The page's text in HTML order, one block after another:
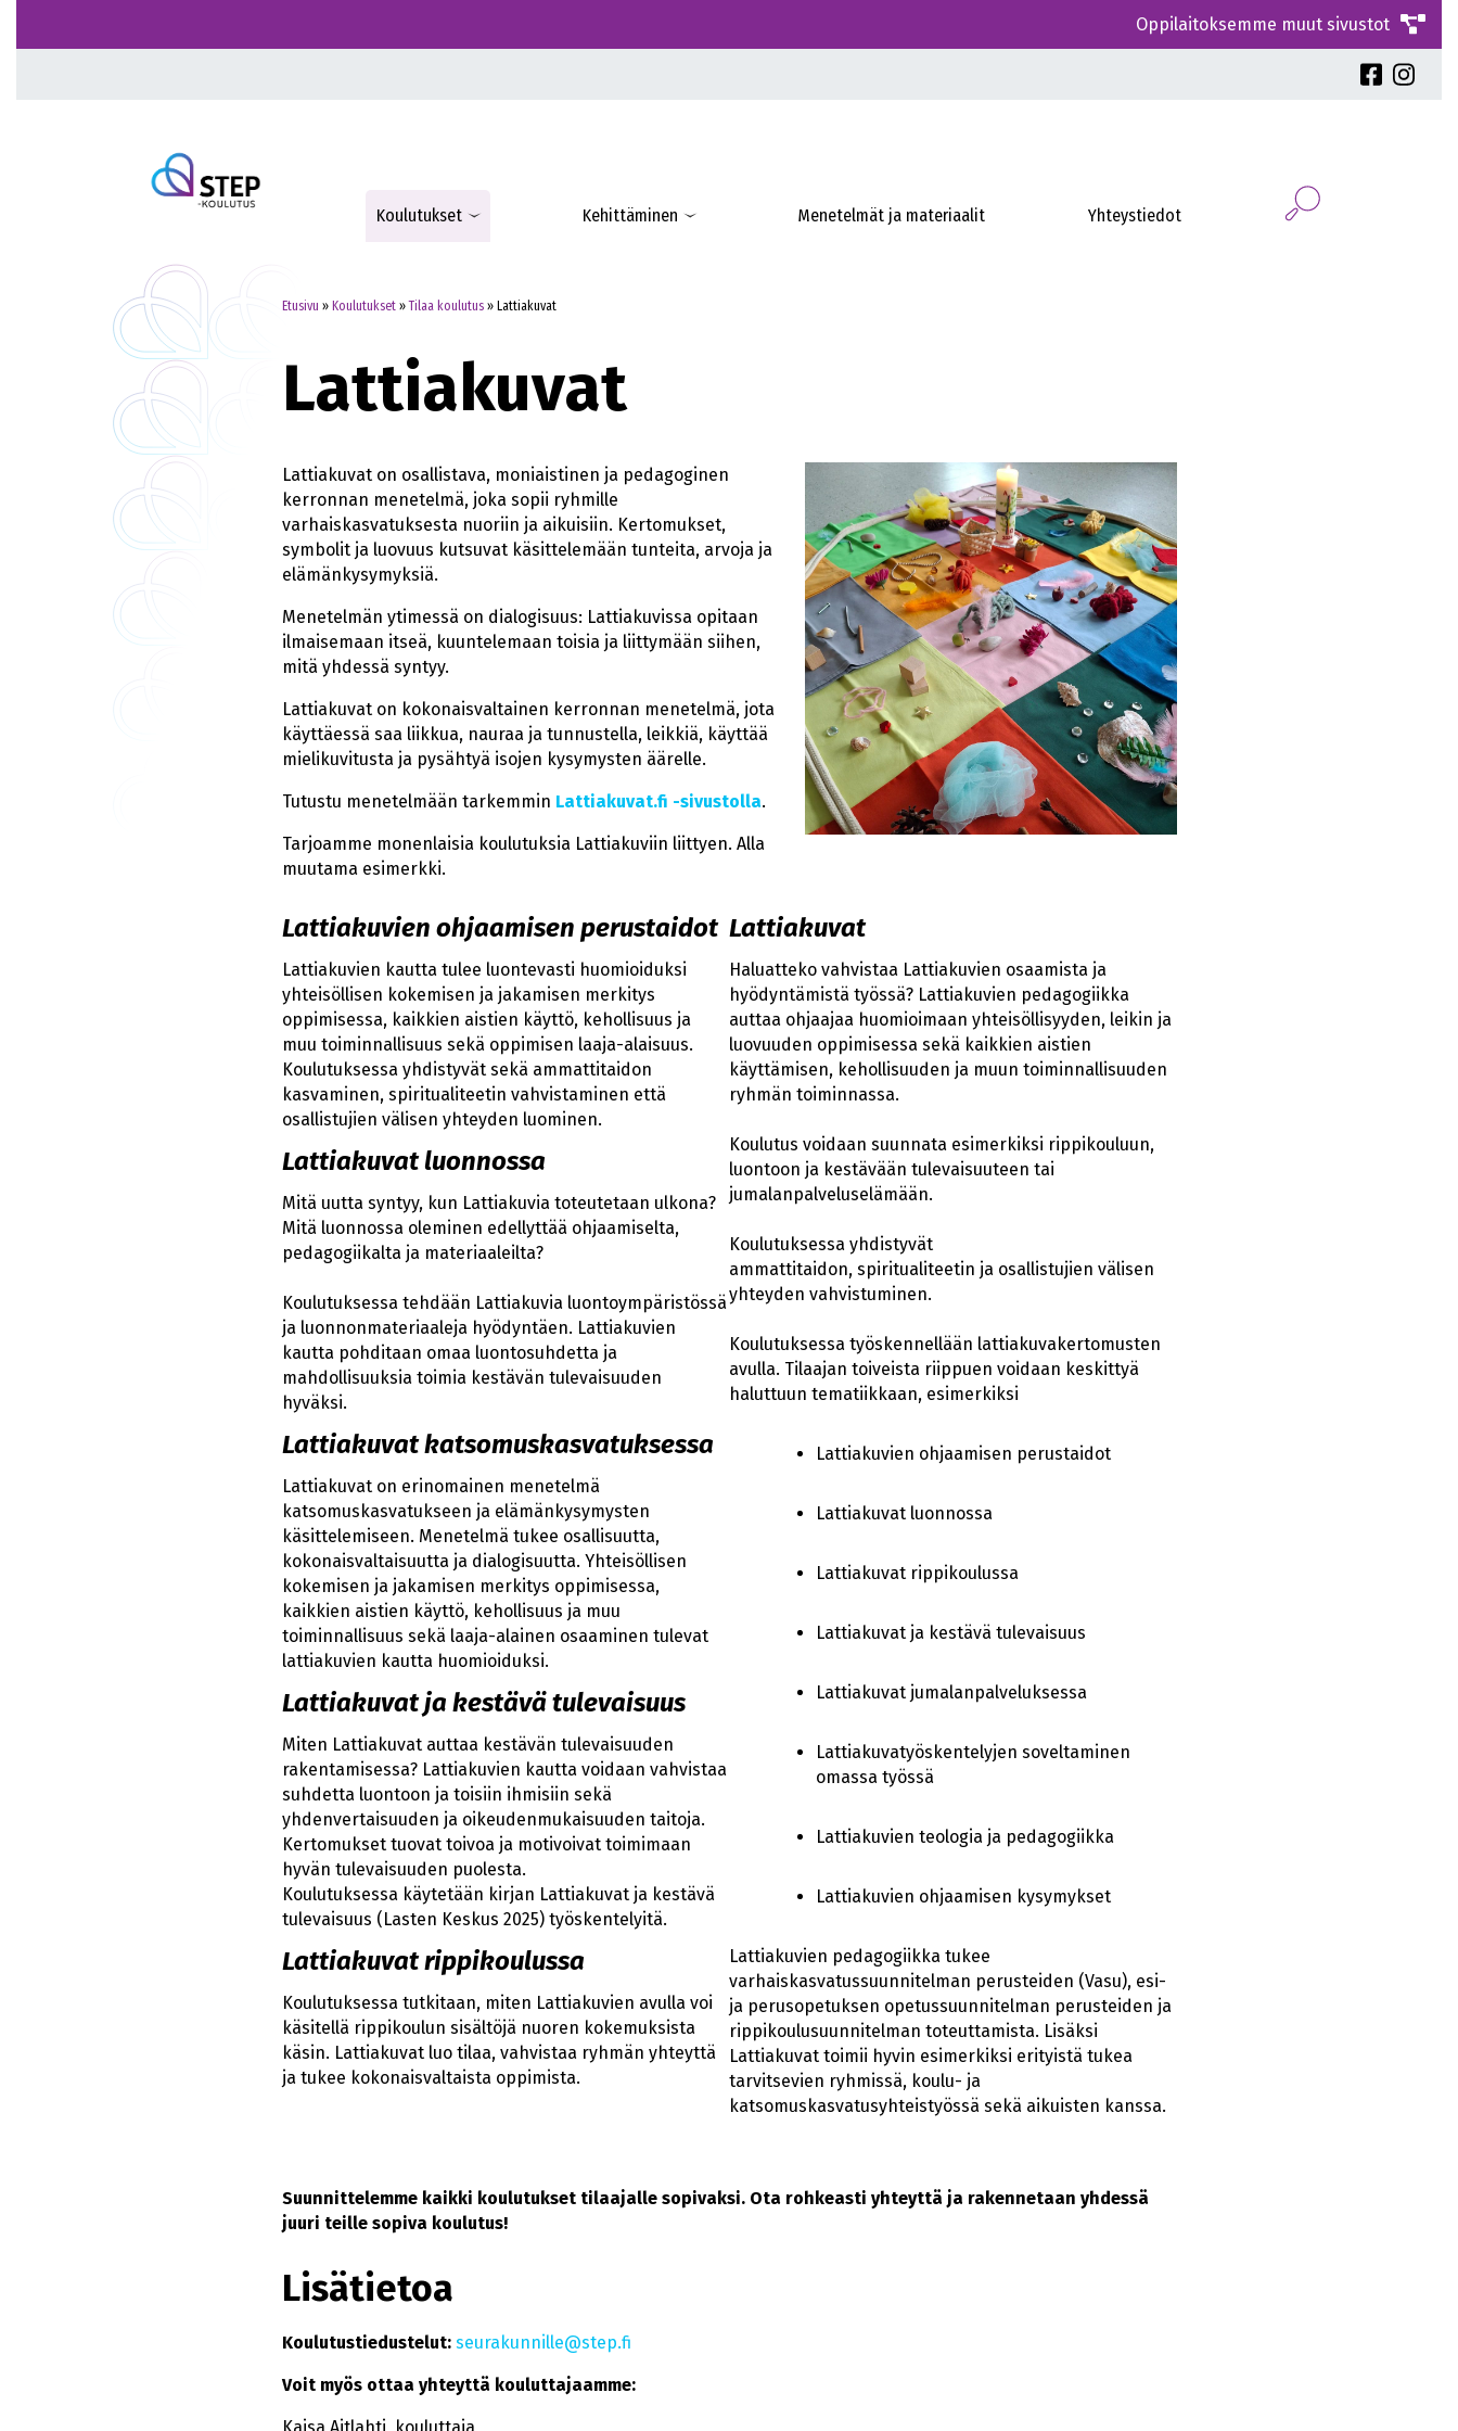
Oppilaitoksemme muut sivustot
Koulutukset Kehittäminen Menetelmät ja materiaalit Yhteystiedot
Etusivu » Koulutukset»Tilaa koulutus» Lattiakuvat
Lattiakuvat
Lattiakuvat on osallistava, moniaistinen ja pedagoginen
kerronnan menetelmä, joka sopii ryhmille
varhaiskasvatuksesta nuoriin ja aikuisiin. Kertomukset,
symbolit ja luovuus kutsuvat käsittelemään tunteita, arvoja ja
elämänkysymyksiä.
Menetelmän ytimessä on dialogisuus: Lattiakuvissa opitaan
ilmaisemaan itseä, kuuntelemaan toisia ja liittymään siihen,
mitä yhdessä syntyy.
Lattiakuvat on kokonaisvaltainen kerronnan menetelmä, jota
käyttäessä saa liikkua, nauraa ja tunnustella, leikkiä, käyttää
mielikuvitusta ja pysähtyä isojen kysymysten äärelle.
Tutustu menetelmään tarkemmin Lattiakuvat.fi -sivustolla.
Tarjoamme monenlaisia koulutuksia Lattiakuviin liittyen. Alla
muutama esimerkki.
Lattiakuvien ohjaamisen perustaidot
Lattiakuvien kautta tulee luontevasti huomioiduksi
yhteisöllisen kokemisen ja jakamisen merkitys
oppimisessa, kaikkien aistien käyttö, kehollisuus ja
muu toiminnallisuus sekä oppimisen laaja-alaisuus.
Koulutuksessa yhdistyvät sekä ammattitaidon
kasvaminen, spiritualiteetin vahvistaminen että
osallistujien välisen yhteyden luominen.
Lattiakuvat luonnossa
Mitä uutta syntyy, kun Lattiakuvia toteutetaan ulkona?
Mitä luonnossa oleminen edellyttää ohjaamiselta,
pedagogiikalta ja materiaaleilta?
Koulutuksessa tehdään Lattiakuvia luontoympäristössä
ja luonnonmateriaaleja hyödyntäen. Lattiakuvien
kautta pohditaan omaa luontosuhdetta ja
mahdollisuuksia toimia kestävän tulevaisuuden
hyväksi.
Lattiakuvat katsomuskasvatuksessa
Lattiakuvat on erinomainen menetelmä
katsomuskasvatukseen ja elämänkysymysten
käsittelemiseen. Menetelmä tukee osallisuutta,
kokonaisvaltaisuutta ja dialogisuutta. Yhteisöllisen
kokemisen ja jakamisen merkitys oppimisessa,
kaikkien aistien käyttö, kehollisuus ja muu
toiminnallisuus sekä laaja-alainen osaaminen tulevat
lattiakuvien kautta huomioiduksi.
Lattiakuvat ja kestävä tulevaisuus
Miten Lattiakuvat auttaa kestävän tulevaisuuden
rakentamisessa? Lattiakuvien kautta voidaan vahvistaa
suhdetta luontoon ja toisiin ihmisiin sekä
yhdenvertaisuuden ja oikeudenmukaisuuden taitoja.
Kertomukset tuovat toivoa ja motivoivat toimimaan
hyvän tulevaisuuden puolesta.
Koulutuksessa käytetään kirjan Lattiakuvat ja kestävä
tulevaisuus (Lasten Keskus 2025) työskentelyitä.
Lattiakuvat rippikoulussa
Koulutuksessa tutkitaan, miten Lattiakuvien avulla voi
käsitellä rippikoulun sisältöjä nuoren kokemuksista
käsin. Lattiakuvat luo tilaa, vahvistaa ryhmän yhteyttä
ja tukee kokonaisvaltaista oppimista.
Lattiakuvat
Haluatteko vahvistaa Lattiakuvien osaamista ja
hyödyntämistä työssä? Lattiakuvien pedagogiikka
auttaa ohjaajaa huomioimaan yhteisöllisyyden, leikin ja
luovuuden oppimisessa sekä kaikkien aistien
käyttämisen, kehollisuuden ja muun toiminnallisuuden
ryhmän toiminnassa.
Koulutus voidaan suunnata esimerkiksi rippikouluun,
luontoon ja kestävään tulevaisuuteen tai
jumalanpalveluselämään.
Koulutuksessa yhdistyvät
ammattitaidon, spiritualiteetin ja osallistujien välisen
yhteyden vahvistuminen.
Koulutuksessa työskennellään lattiakuvakertomusten
avulla. Tilaajan toiveista riippuen voidaan keskittyä
haluttuun tematiikkaan, esimerkiksi
Lattiakuvien ohjaamisen perustaidot
Lattiakuvat luonnossa
Lattiakuvat rippikoulussa
Lattiakuvat ja kestävä tulevaisuus
Lattiakuvat jumalanpalveluksessa
Lattiakuvatyöskentelyjen soveltaminen
omassa työssä
Lattiakuvien teologia ja pedagogiikka
Lattiakuvien ohjaamisen kysymykset
Lattiakuvien pedagogiikka tukee
varhaiskasvatussuunnitelman perusteiden (Vasu), esi-
ja perusopetuksen opetussuunnitelman perusteiden ja
rippikoulusuunnitelman toteuttamista. Lisäksi
Lattiakuvat toimii hyvin esimerkiksi erityistä tukea
tarvitsevien ryhmissä, koulu- ja
katsomuskasvatusyhteistyössä sekä aikuisten kanssa.
Suunnittelemme kaikki koulutukset tilaajalle sopivaksi. Ota rohkeasti yhteyttä ja rakennetaan yhdessä
juuri teille sopiva koulutus!
Lisätietoa
Koulutustiedustelut: seurakunnille@step.fi
Voit myös ottaa yhteyttä kouluttajaamme: